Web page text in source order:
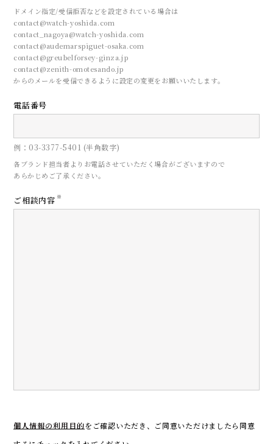
ドメイン指定/受信拒否などを設定されている場合は
contact@watch-yoshida.com
contact_nagoya@watch-yoshida.com
contact@audemarspiguet-osaka.com
contact@greubelforsey-ginza.jp
contact@zenith-omotesando.jp
からのメールを受信できるように設定の変更をお願いいたします。
電話番号
例：03-3377-5401 (半角数字)
各ブランド担当者よりお電話させていただく場合がございますので
あらかじめご了承ください。
ご相談内容 ※
個人情報の利用目的をご確認いただき、 ご同意いただけましたら同意